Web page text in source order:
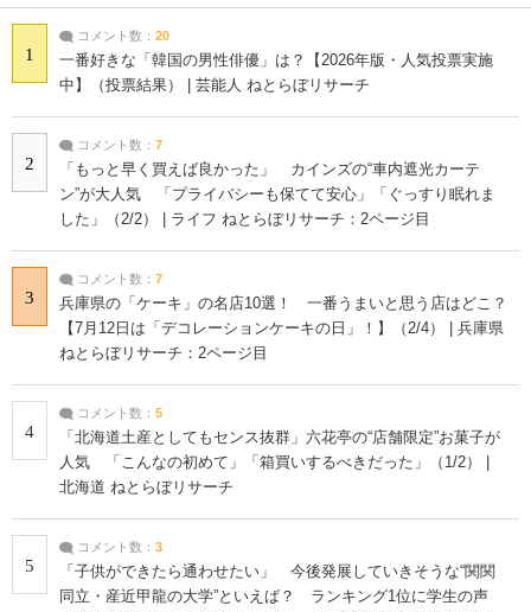
1
コメント数： 20
一番好きな「韓国の男性俳優」は？【2026年版・人気投票実施
中】（投票結果） | 芸能人 ねとらぼリサーチ
2
コメント数： 7
「もっと早く買えば良かった」 カインズの“車内遮光カーテ
ン”が大人気 「プライバシーも保てて安心」「ぐっすり眠れま
した」（2/2） | ライフ ねとらぼリサーチ：2ページ目
3
コメント数： 7
兵庫県の「ケーキ」の名店10選！ 一番うまいと思う店はどこ？
【7月12日は「デコレーションケーキの日」！】（2/4） | 兵庫県
ねとらぼリサーチ：2ページ目
4
コメント数： 5
「北海道土産としてもセンス抜群」六花亭の“店舗限定”お菓子が
人気 「こんなの初めて」「箱買いするべきだった」（1/2） |
北海道 ねとらぼリサーチ
5
コメント数： 3
「子供ができたら通わせたい」 今後発展していきそうな“関関
同立・産近甲龍の大学”といえば？ ランキング1位に学生の声